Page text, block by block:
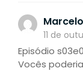
11 de
Episódio
Vocês